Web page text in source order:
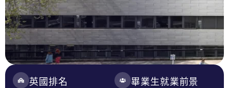
增值服務
預約諮詢
英國排名
畢業生就業前景